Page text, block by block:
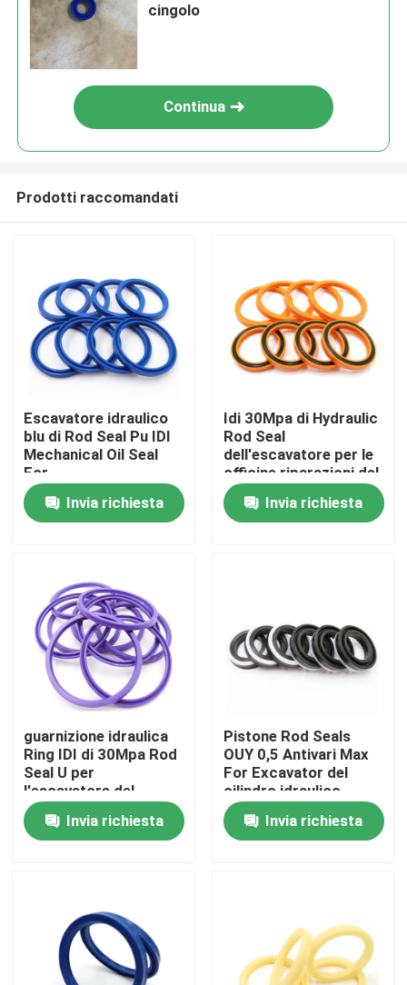
Casa
Prodotti
Circa noi
Giro della fabbrica
Controllo di qualità
Contattici
Corredo idraulico della guarnizione dell'interruttore
cingolo
Continua
Prodotti raccomandati
Escavatore idraulico
blu di Rod Seal Pu IDI
Mechanical Oil Seal
For
Invia richiesta
Idi 30Mpa di Hydraulic
Rod Seal
dell'escavatore per le
officine riparazioni del
macchinario
Invia richiesta
guarnizione idraulica
Ring IDI di 30Mpa Rod
Seal U per
l'escavatore del
cingolo
Invia richiesta
Pistone Rod Seals
OUY 0,5 Antivari Max
For Excavator del
cilindro idraulico
Invia richiesta